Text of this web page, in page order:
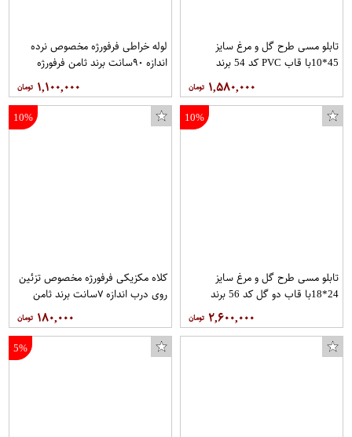
تابلو مسی طرح گل و مرغ سایز
45*10با قاب PVC کد 54 برند
۱,۵۸۰,۰۰۰
لوله خراطی فرفورژه مخصوص نرده
اندازه ۹۰سانت برند ثامن فرفورژه
۱,۱۰۰,۰۰۰
10%
تابلو مسی طرح گل و مرغ سایز
24*18با قاب دو گل کد 56 برند
۲,۶۰۰,۰۰۰
10%
کلاه مکزیکی فرفورژه مخصوص تزئین
روی درب اندازه ۷سانت برند ثامن
۱۸۰,۰۰۰
5%